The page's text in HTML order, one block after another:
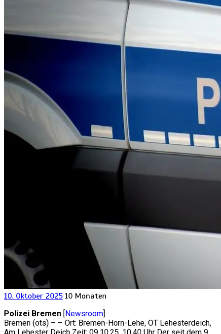
10. Oktober 2025 10 Monaten
Polizei Bremen [Newsroom]
Bremen (ots) – – Ort: Bremen-Horn-Lehe, OT Lehesterdeich,